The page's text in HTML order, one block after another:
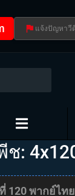
แจ้งปัญหาวี
ช:
120 พากย์ไท